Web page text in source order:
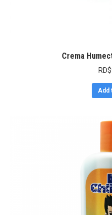
Crema
RD$
Add